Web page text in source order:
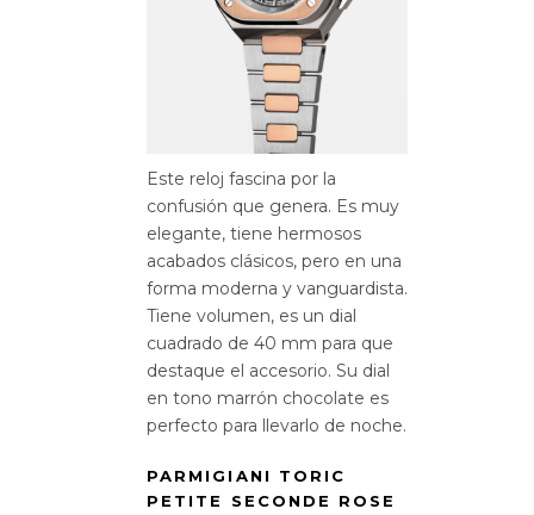
Este reloj fascina por la
confusión que genera. Es muy
elegante, tiene hermosos
acabados clásicos, pero en una
forma moderna y vanguardista.
Tiene volumen, es un dial
cuadrado de 40 mm para que
destaque el accesorio. Su dial
en tono marrón chocolate es
perfecto para llevarlo de noche.
PARMIGIANI TORIC
PETITE SECONDE ROSE